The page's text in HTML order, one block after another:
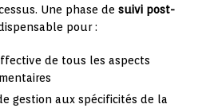
Une phase de suivi post-
pour :
de tous les aspects
gestion aux spécificités de la